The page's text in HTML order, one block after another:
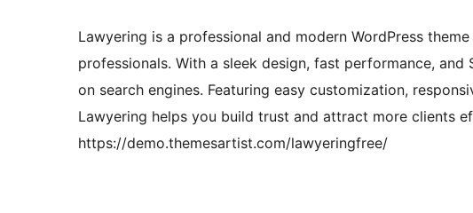
Lawyering is a professional and modern WordPress
professionals. With a sleek design, fast performance,
on search engines. Featuring easy customization,
Lawyering helps you build trust and attract more clients
https://demo.themesartist.com/lawyeringfree/